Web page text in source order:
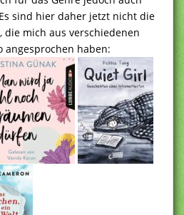
sind hier daher jetzt nicht die
die mich aus verschiedenen
angesprochen haben: